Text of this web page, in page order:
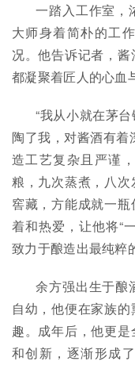
一踏入工作室，
大师身着简朴的工
况。他告诉记者，
都凝聚着匠人的心血
“我从小就在茅
陶了我，对酱酒有着
造工艺复杂且严谨
粮，九次蒸煮，八
窖藏，方能成就一
着和热爱，让他将“
致力于酿造出最纯粹
余方强出生于酿
自幼，他便在家族
趣。成年后，他更
和创新，逐渐形成